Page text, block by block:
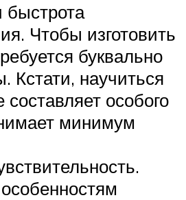
быстрота
Чтобы изготовить
буквально
Кстати, научиться
составляет особого
минимум